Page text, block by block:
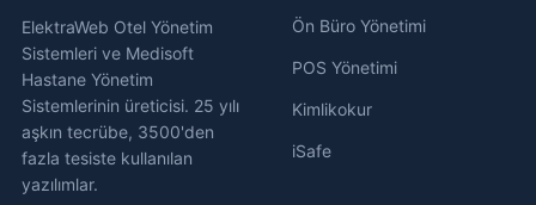
ElektraWeb Otel Yönetim
Sistemleri ve Medisoft
Hastane Yönetim
Sistemlerinin üreticisi. 25 yılı
aşkın tecrübe, 3500'den
fazla tesiste kullanılan
yazılımlar.
Ön Büro Yönetimi
POS Yönetimi
Kimlikokur
iSafe